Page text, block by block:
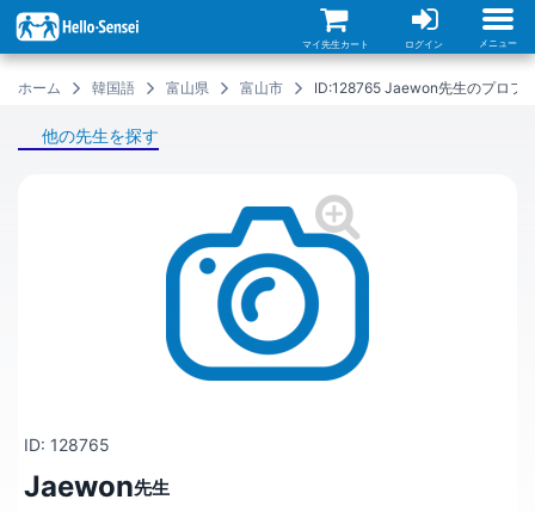
イ
ン
コ
マイ先生カート ログイン メニュー
ホーム 韓国語 富山県 富山市 ID:128765 Jaewon先生のプロフ
他の先生を探す
ID: 128765
Jaewon先生